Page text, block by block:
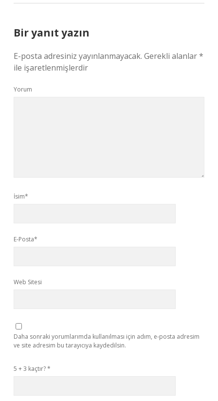
Bir yanıt yazın
E-posta adresiniz yayınlanmayacak. Gerekli alanlar*
ile işaretlenmişlerdir
Yorum
İsim*
E-Posta*
Web Sitesi
Daha sonraki yorumlarımda kullanılması için adım, e-posta adresim
ve site adresim bu tarayıcıya kaydedilsin.
5 + 3 kaçtır?*